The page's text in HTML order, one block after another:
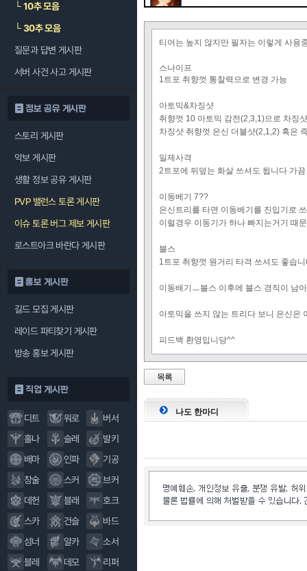
└10추 모음
└30추 모음
질문과 답변 게시판
서버 사건 사고 게시판
정보 공유 게시판
스토리 게시판
악보 게시판
생활 정보 공유 게시판
PVP 밸런스 토론 게시판
이슈 토론 버그 제보 게시판
로스트아크 바란다 게시판
홍보 게시판
길드 모집 게시판
레이드 파티찾기 게시판
방송 홍보 게시판
직업 게시판
디트 워로
버서
홀나
슬레
발키
배마
인파
기공
창술
스커
브커
데헌
블래
호크
스카
건슬
바드
섬너
알카
소서
블레
데모
리퍼
호크 샷 1
티어는 높지 않지만 필자는 이렇게 사용
스나이프
1트포 취향껏 통찰력으로 변경 가능
아토믹&차징샷
취향껏 10 아토믹 감전(2,3,1)으로 차징
차징샷 취향껏 은신 더블샷(2,1,2) 혹은
일제사격
2트포에 뒤덮는 화살 쓰셔도 됩니다 가
이동베기 7??
은신트리를 타면 이동베기를 진입기로
이럴경우 이동기가 하나 빠지는거기 때
블스
1트포 취향껏 원거리 타격 쓰셔도 좋습
이동배기ㅡ블스 이후에 블스 경직이 남
아토믹을 쓰지 않는 트리다 보니 은신은
피드백 환영입니당^^
목록
나도 한마디